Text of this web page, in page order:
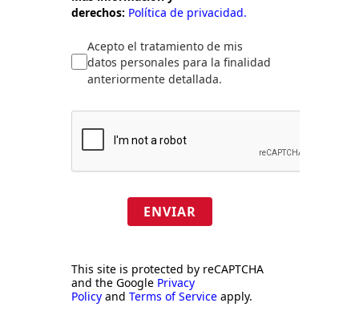
derechos: Política de privacidad.
Acepto el tratamiento de mis
datos personales para la finalidad
anteriormente detallada.
ENVIAR
This site is protected by reCAPTCHA
and the Google Privacy
Policy and Terms of Service apply.